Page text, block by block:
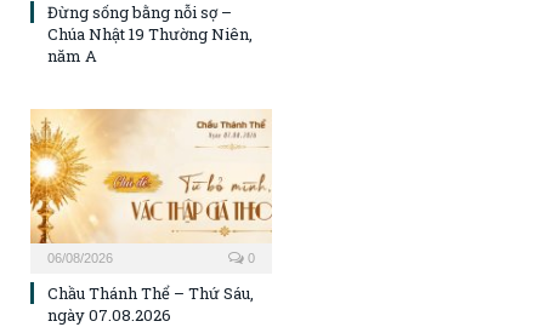
Đừng sống bằng nỗi sợ –
Chúa Nhật 19 Thường Niên,
năm A
06/08/2026 0
Chầu Thánh Thể – Thứ Sáu,
ngày 07.08.2026